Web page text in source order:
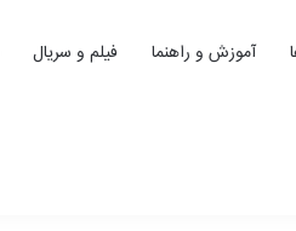
آموزش و راهنما فیلم و سریال